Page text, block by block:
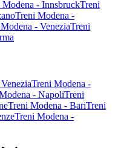
Modena - InnsbruckTreni
Treni Modena -
- VeneziaTreni
Treni Modena -
- NapoliTreni
Treni Modena - BariTreni
Treni Modena -